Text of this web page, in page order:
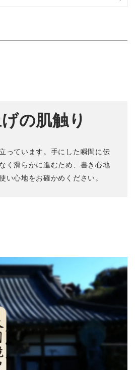
の肌触り
っています。手にした瞬間に伝
く滑らかに進むため、書き心地
い心地をお確かめください。